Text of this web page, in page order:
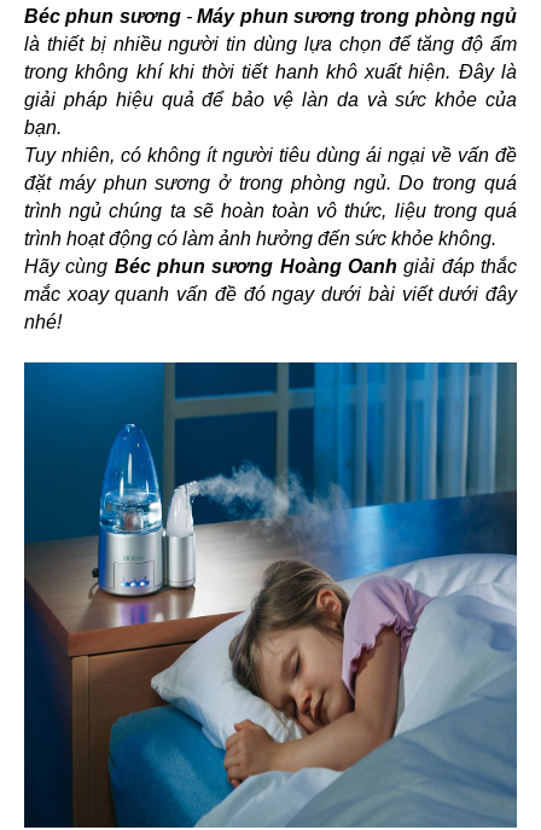
Béc phun sương - Máy phun sương trong phòng ngủ
là thiết bị nhiều người tin dùng lựa chọn để tăng độ ẩm
trong không khí khi thời tiết hanh khô xuất hiện. Đây là
giải pháp hiệu quả để bảo vệ làn da và sức khỏe của
bạn.
Tuy nhiên, có không ít người tiêu dùng ái ngại về vấn đề
đặt máy phun sương ở trong phòng ngủ. Do trong quá
trình ngủ chúng ta sẽ hoàn toàn vô thức, liệu trong quá
trình hoạt động có làm ảnh hưởng đến sức khỏe không.
Hãy cùng Béc phun sương Hoàng Oanh giải đáp thắc
mắc xoay quanh vấn đề đó ngay dưới bài viết dưới đây
nhé!